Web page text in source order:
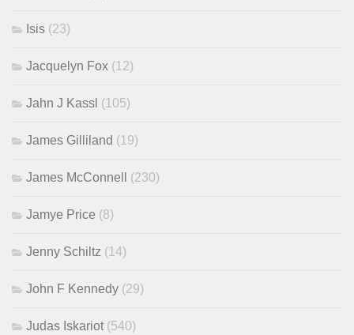
Isis (23)
Jacquelyn Fox (12)
Jahn J Kassl (105)
James Gilliland (19)
James McConnell (230)
Jamye Price (8)
Jenny Schiltz (14)
John F Kennedy (29)
Judas Iskariot (540)